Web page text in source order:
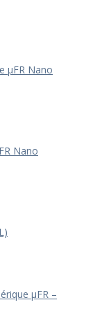
μFR Nano
Nano
μFR –